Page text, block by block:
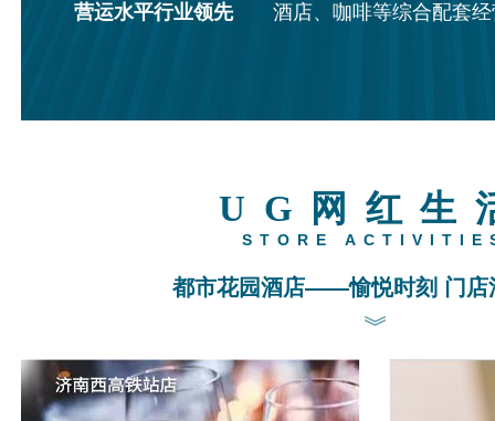
营运水平行业领先
酒店、咖啡等综合配套
UG网红生
STORE
都市花园酒店——愉悦时刻 门店